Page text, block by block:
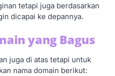
tetapi juga berdasarkan
dicapai ke depannya.
yang Bagus
juga di atas tetapi untuk
nama domain berikut: